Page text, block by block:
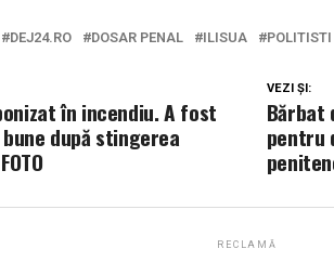
DEJ24.RO DOSAR PENAL ILISUA POLITISTI
VEZI ȘI:
Bărbat
pentru
în incendiu. A fost
după stingerea
RECLAMĂ